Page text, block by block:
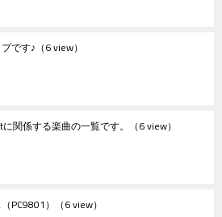
です♪ （6 view）
関係する楽曲の一覧です。 （6 view）
PC9801） （6 view）